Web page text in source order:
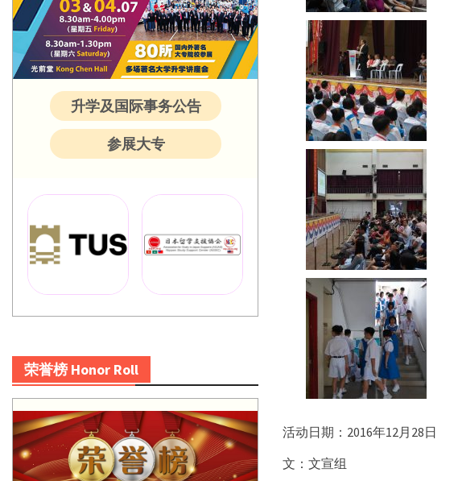
活动日期：2016年12月28日
文：文宣组
升学及国际事务公告
参展大专
荣誉榜 Honor Roll